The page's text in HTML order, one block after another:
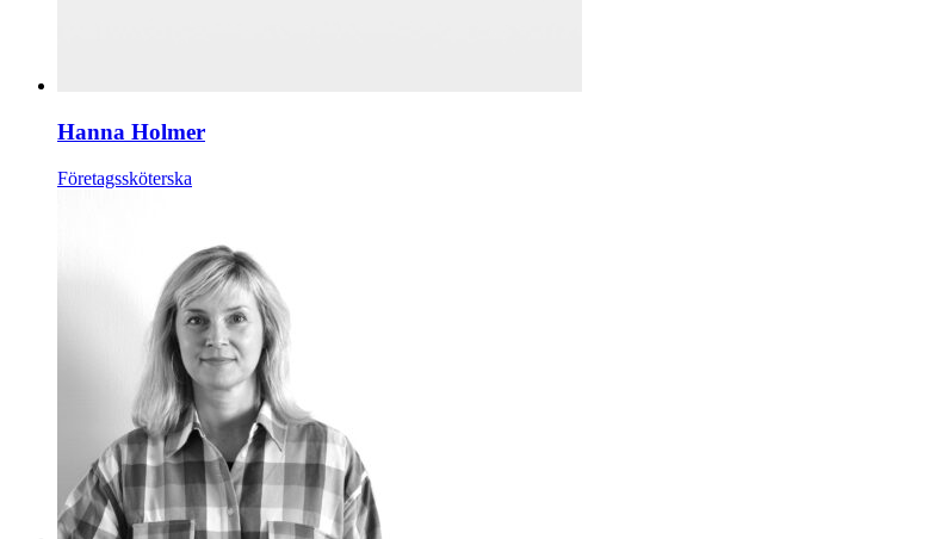
Hanna Holmer
Företagssköterska